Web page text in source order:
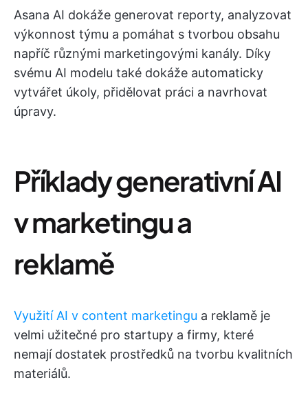
Asana AI dokáže generovat reporty, analyzovat
výkonnost týmu a pomáhat s tvorbou obsahu
napříč různými marketingovými kanály. Díky
svému AI modelu také dokáže automaticky
vytvářet úkoly, přidělovat práci a navrhovat
úpravy.
Příklady generativní AI
v marketingu a
reklamě
Využití AI v content marketingu a reklamě je
velmi užitečné pro startupy a firmy, které
nemají dostatek prostředků na tvorbu kvalitních
materiálů.